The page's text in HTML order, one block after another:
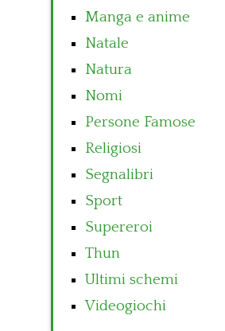
Manga e anime
Natale
Natura
Nomi
Persone Famose
Religiosi
Segnalibri
Sport
Supereroi
Thun
Ultimi schemi
Videogiochi